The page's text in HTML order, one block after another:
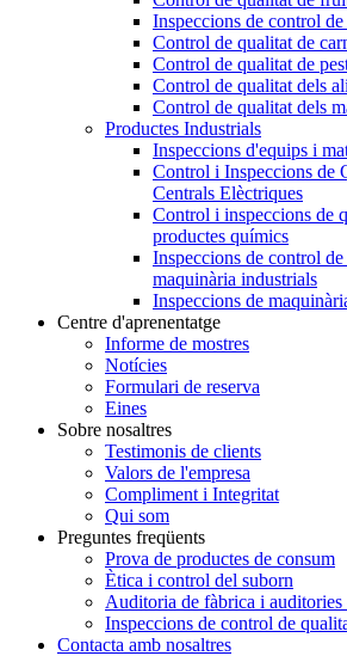
Inspeccions de control
Control de qualitat de
Control de qualitat de
Control de qualitat dels
Control de qualitat dels
Productes Industrials
Inspeccions d'equips i
Control i Inspeccions de
Centrals Elèctriques
Control i inspeccions de
productes químics
Inspeccions de control
maquinària industrials
Inspeccions de
Centre d'aprenentatge
Informe de mostres
Notícies
Formulari de reserva
Eines
Sobre nosaltres
Testimonis de clients
Valors de l'empresa
Compliment i Integritat
Qui som
Preguntes freqüents
Prova de productes de consum
Ètica i control del suborn
Auditoria de fàbrica i auditories
Inspeccions de control de
Contacta amb nosaltres